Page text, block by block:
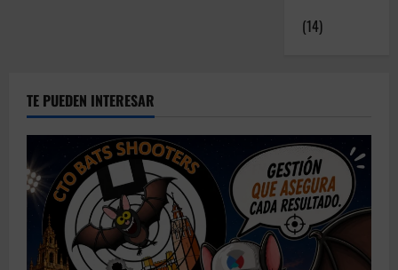
(14)
TE PUEDEN INTERESAR